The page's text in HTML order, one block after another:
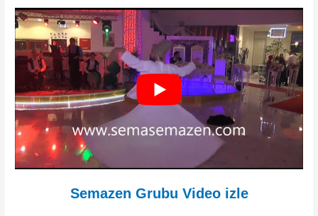
Semazen Grubu Video izle